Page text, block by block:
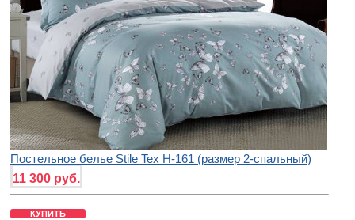
Постельное белье Stile Tex H-161 (размер 2-спальный)
11 300 руб.
КУПИТЬ